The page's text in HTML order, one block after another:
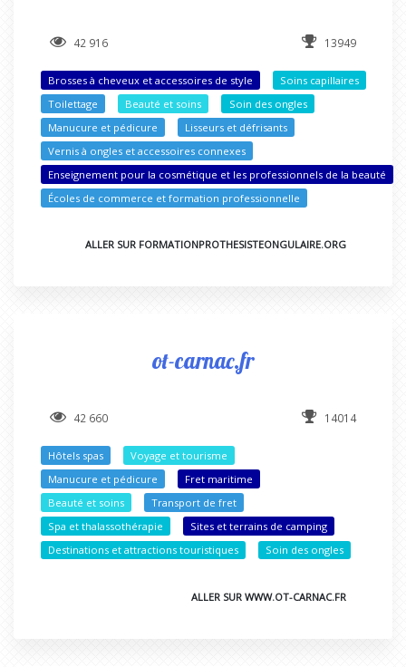
42 916 13949
Brosses à cheveux et accessoires de style
Soins capillaires
Toilettage
Beauté et soins
Soin des ongles
Manucure et pédicure
Lisseurs et défrisants
Vernis à ongles et accessoires connexes
Enseignement pour la cosmétique et les professionnels de la beauté
Écoles de commerce et formation professionnelle
ALLER SUR FORMATIONPROTHESISTEONGULAIRE.ORG
ot-carnac.fr
42 660 14014
Hôtels spas
Voyage et tourisme
Manucure et pédicure
Fret maritime
Beauté et soins
Transport de fret
Spa et thalassothérapie
Sites et terrains de camping
Destinations et attractions touristiques
Soin des ongles
ALLER SUR WWW.OT-CARNAC.FR